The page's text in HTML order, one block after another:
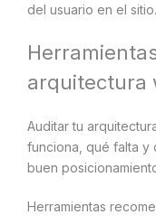
del usuario en el sitio.
arquitectura
Auditar tu
funciona, qué falta y
buen
Herramientas